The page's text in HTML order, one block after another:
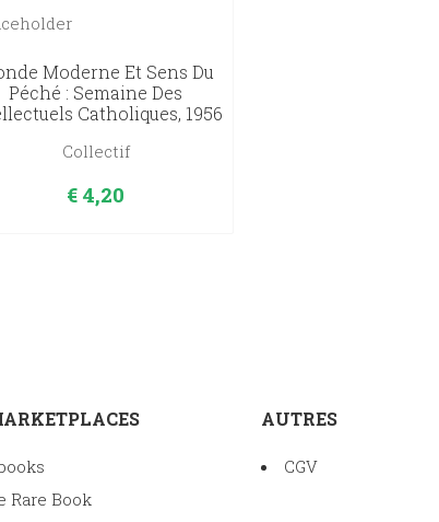
Moderne Et Sens Du
Péché : Semaine Des
Catholiques, 1956
Collectif
€ 4,20
Rare Book
AUTRES
CGV